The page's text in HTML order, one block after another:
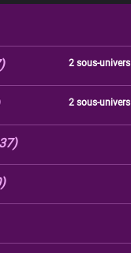
2 sous-univers
2 sous-univers